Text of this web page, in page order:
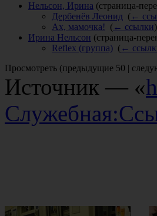
Нельсон, Ирина (страница-
Дербенёв Леонид (←
Ах, мамочка! (← ссылки)
Ирина Нельсон (страница-
Reflex (группа) (←
Просмотреть (предыдущие 50 |
Источник — «